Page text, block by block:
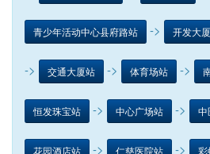
青少年活动中心县府路站 -> 开发大
-> 交通大厦站 -> 体育场站 ->
恒发珠宝站 -> 中心广场站 -> 中
花园酒店站 -> 仁慈医院站 -> 彩